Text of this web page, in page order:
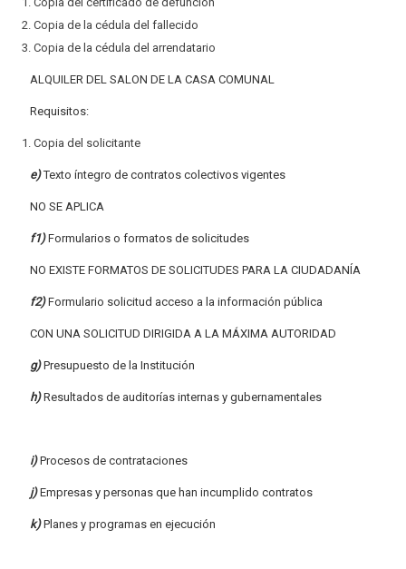
Copia de la cédula del fallecido
Copia de la cédula del arrendatario
ALQUILER DEL SALON DE LA CASA COMUNAL
Requisitos:
Copia del solicitante
e)Texto íntegro de contratos colectivos vigentes
NO SE APLICA
f1)Formularios o formatos de solicitudes
NO EXISTE FORMATOS DE SOLICITUDES PARA LA CIUDADANÍA
f2)Formulario solicitud acceso a la información pública
CON UNA SOLICITUD DIRIGIDA A LA MÁXIMA AUTORIDAD
g) Presupuesto de la Institución
h)Resultados de auditorías internas y gubernamentales
i) Procesos de contrataciones
j) Empresas y personas que han incumplido contratos
k) Planes y programas en ejecución